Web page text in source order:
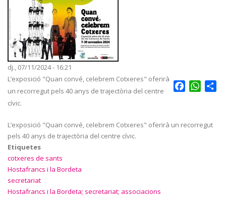
dj., 07/11/2024 - 16:21
Facebook
L’exposició "Quan convé, celebrem Cotxeres" oferirà
un recorregut pels 40 anys de trajectòria del centre
cívic.
L’exposició "Quan convé, celebrem Cotxeres" oferirà un recorregut
pels 40 anys de trajectòria del centre cívic.
Etiquetes
cotxeres de sants
Hostafrancs i la Bordeta
secretariat
Hostafrancs i la Bordeta; secretariat; associacions